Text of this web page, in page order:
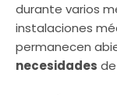
durante varios
instalaciones
permanecen
necesidades